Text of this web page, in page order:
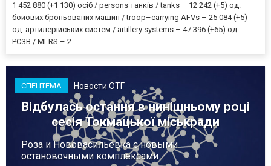
1 452 880 (+1 130) осіб / persons танків / tanks – 12 242 (+5) од.
бойових броньованих машин / troop–carrying AFVs – 25 084 (+5)
од. артилерійських систем / artillery systems – 47 396 (+65) од.
РСЗВ / MLRS – 2...
СПЕЦТЕМА Новости ОТГ
Відбулась остання в нинішньому році
сесія Токмацької міськради
Роза и Нововасильевка с новыми
остановочными комплексами